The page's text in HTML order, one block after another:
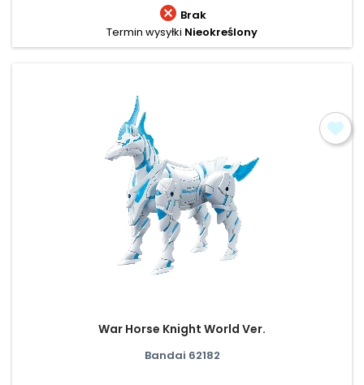
 Brak
Termin wysyłki Nieokreślony
War Horse Knight World Ver.
Bandai 62182